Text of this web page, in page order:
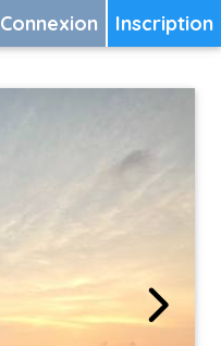
Inscription
Connexion